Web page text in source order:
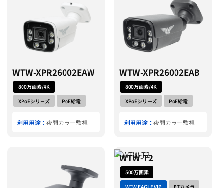
WTW-XPR26002EAW
800万画素/4K
XPoEシリーズ
PoE給電
利用用途： 夜間カラー監視
WTW-XPR26002EAB
800万画素/4K
XPoEシリーズ
PoE給電
利用用途： 夜間カラー監視
WTW-T2
500万画素
WTW EAGLE VIP
PTカメラ